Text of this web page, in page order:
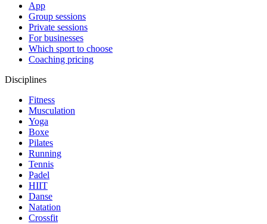
App
Group sessions
Private sessions
For businesses
Which sport to choose
Coaching pricing
Disciplines
Fitness
Musculation
Yoga
Boxe
Pilates
Running
Tennis
Padel
HIIT
Danse
Natation
Crossfit